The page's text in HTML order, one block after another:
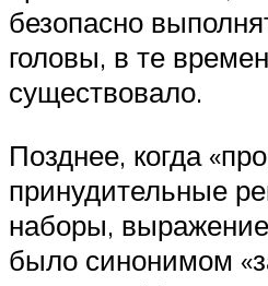
безопасно
головы, в те
существовало.
Позднее, когда
принудительные
наборы, выражение
было синонимом